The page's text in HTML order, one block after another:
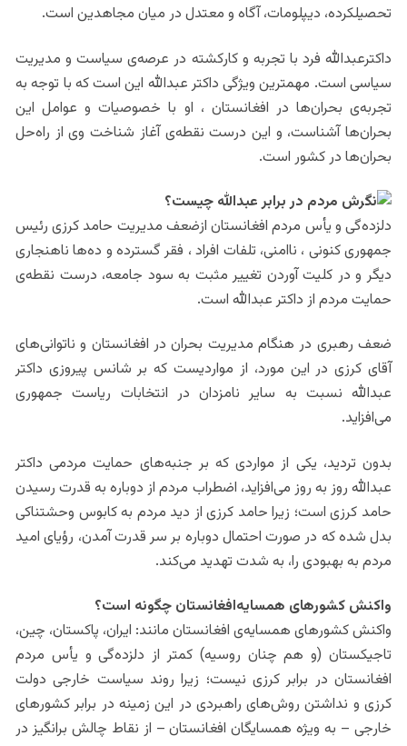
تحصیلکرده، دیپلومات، آگاه و معتدل در میان مجاهدین است.
داکترعبدالله فرد با تجربه و کارکشته در عرصه‌ی سیاست و مدیریت
سیاسی است. مهمترین ویژگی داکتر عبدالله این است که با توجه به
تجربه‌ی بحران‌ها در افغانستان ، او با خصوصیات و عوامل این
بحران‌ها آشناست، و این درست نقطه‌ی آغاز شناخت وی از راه‌حل
بحران‌ها در کشور است.
نگرش مردم در برابر عبدالله چیست؟
دلزده‌گی و یأس مردم افغانستان ازضعف مدیریت حامد کرزی رئیس
جمهوری کنونی ، ناامنی، تلفات افراد ، فقر گسترده و ده‌ها ناهنجاری
دیگر و در کلیت آوردن تغییر مثبت به سود جامعه، درست نقطه‌ی
حمایت مردم از داکتر عبدالله است.
ضعف رهبری در هنگام مدیریت بحران در افغانستان و ناتوانی‌های
آقای کرزی در این مورد، از مواردیست که بر شانس پیروزی داکتر
عبدالله نسبت به سایر نامزدان در انتخابات ریاست جمهوری
می‌افزاید.
بدون تردید، یکی از مواردی که بر جنبه‌های حمایت مردمی داکتر
عبدالله روز به روز می‌افزاید، اضطراب مردم از دوباره به قدرت رسیدن
حامد کرزی است؛ زیرا حامد کرزی از دید مردم به کابوس وحشتناکی
بدل شده که در صورت احتمال دوباره بر سر قدرت آمدن، رؤیای امید
مردم به بهبودی را، به شدت تهدید می‌کند.
واکنش‌ کشورهای همسایه‌افغانستان چگونه است؟
واکنش کشورهای همسایه‌ی افغانستان مانند: ایران، پاکستان، چین،
تاجیکستان (و هم چنان روسیه) کمتر از دلزده‌گی و یأس مردم
افغانستان در برابر کرزی نیست؛ زیرا روند سیاست خارجی دولت
کرزی و نداشتن روش‌های راهبردی در این زمینه در برابر کشورهای
خارجی – به ویژه همسایگان افغانستان – از نقاط چالش برانگیز در